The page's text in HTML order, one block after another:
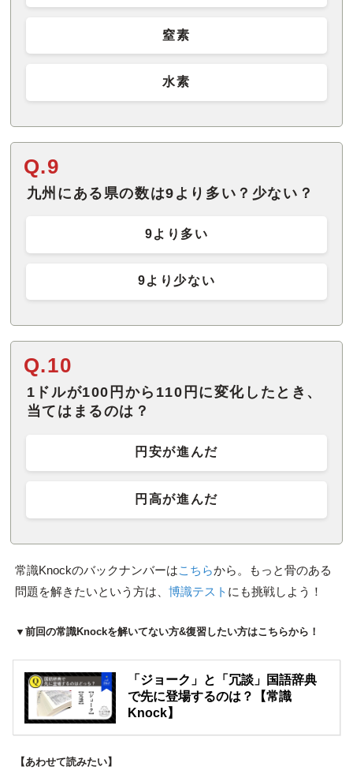
窒素
水素
Q.9
九州にある県の数は9より多い？少ない？
9より多い
9より少ない
Q.10
1ドルが100円から110円に変化したとき、
当てはまるのは？
円安が進んだ
円高が進んだ
常識Knockのバックナンバーはこちらから。もっと骨のある
問題を解きたいという方は、 博識テスト にも挑戦しよう！
▼前回の常識Knockを解いてない方&復習したい方はこちらから！
「ジョーク」と「冗談」国語辞典
で先に登場するのは？【常識
Knock】
【あわせて読みたい】